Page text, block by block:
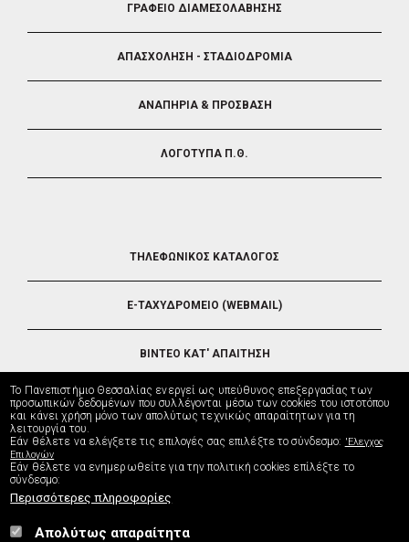
ΓΡΑΦΕΙΟ ΔΙΑΜΕΣΟΛΑΒΗΣΗΣ
ΑΠΑΣΧΟΛΗΣΗ - ΣΤΑΔΙΟΔΡΟΜΙΑ
ΑΝΑΠΗΡΙΑ & ΠΡΟΣΒΑΣΗ
ΛΟΓΟΤΥΠΑ Π.Θ.
ΤΗΛΕΦΩΝΙΚΟΣ ΚΑΤΑΛΟΓΟΣ
E-ΤΑΧΥΔΡΟΜΕΙΟ (WEBMAIL)
ΒΙΝΤΕΟ ΚΑΤ' ΑΠΑΙΤΗΣΗ
ΤΗΛΕΥΠΟΣΤΗΡΙΞΗ
ΔΙΕΥΘΥΝΣΗ ΜΗΧΑΝΟΡΓΑΝΩΣΗΣ
Το Πανεπιστήμιο Θεσσαλίας ενεργεί ως υπεύθυνος επεξεργασίας των
προσωπικών δεδομένων που συλλέγονται μέσω των cookies του ιστοτόπου
και κάνει χρήση μόνο των απολύτως τεχνικώς απαραίτητων για τη
λειτουργία του.
Εάν θέλετε να ελέγξετε τις επιλογές σας επιλέξτε το σύνδεσμο: 'Ελεγχος
Επιλογών
Εάν θέλετε να ενημερωθείτε για την πολιτική cookies επίλέξτε το
σύνδεσμο:
Περισσότερες πληροφορίες
Απολύτως απαραίτητα